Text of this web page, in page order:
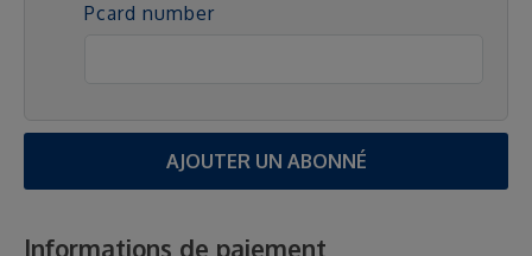
Pcard number
AJOUTER UN ABONNÉ
Informations de paiement